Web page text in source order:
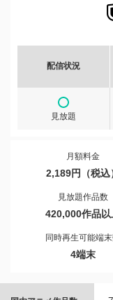
配信状況
見放題
月額料金
2,189円（税込
見放題作品数
420,000作品以
同時再生可能端
4端末